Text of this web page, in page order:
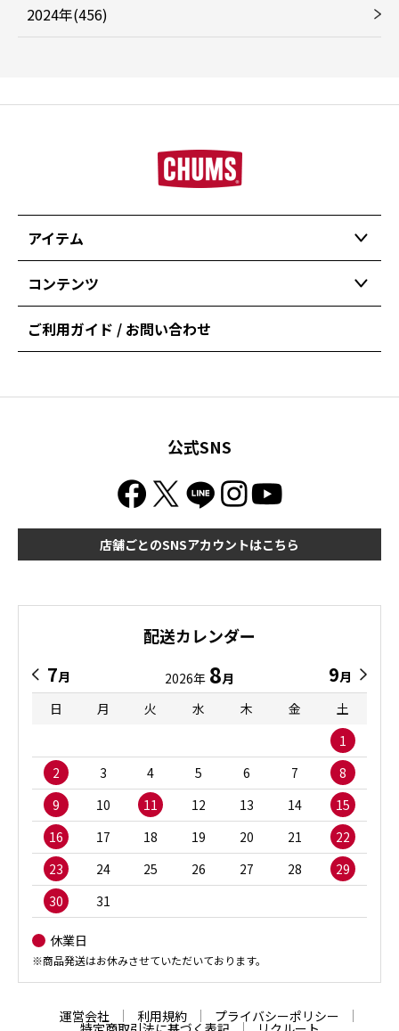
2024年(456)
アイテム
コンテンツ
ご利用ガイド / お問い合わせ
公式SNS
店舗ごとのSNSアカウントはこちら
配送カレンダー
7月 2026年 8月 9月
日
月 火 水 木 金
土
1
2
3 4 5 6 7
8
9
10 11 12 13 14
15
16
17 18 19 20 21
22
23
24 25 26 27 28
29
30
31
休業日
※商品発送はお休みさせていただいております。
運営会社 利用規約 プライバシーポリシー